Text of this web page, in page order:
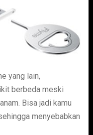
yang lain,
berbeda meski
Bisa jadi kamu
menyebabkan